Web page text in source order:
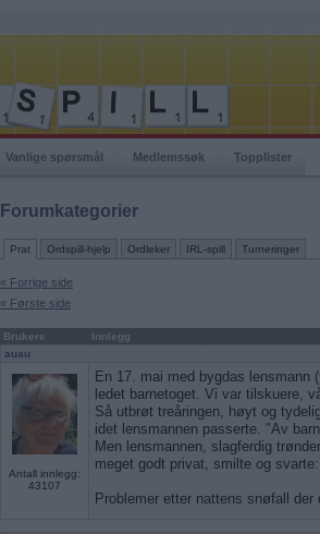
Vanlige spørsmål Medlemssøk Topplister
Forumkategorier
Prat Ordspill-hjelp Ordleker IRL-spill Turneringer
« Forrige side
« Første side
Brukere
Innlegg
auau
Antall innlegg:
43107
En 17. mai med bygdas lensmann
ledet barnetoget. Vi var tilskuere,
Så utbrøt treåringen, høyt og
idet lensmannen passerte. "Av
Men lensmannen, slagferdig
meget godt privat, smilte og
Problemer etter nattens snøfall der